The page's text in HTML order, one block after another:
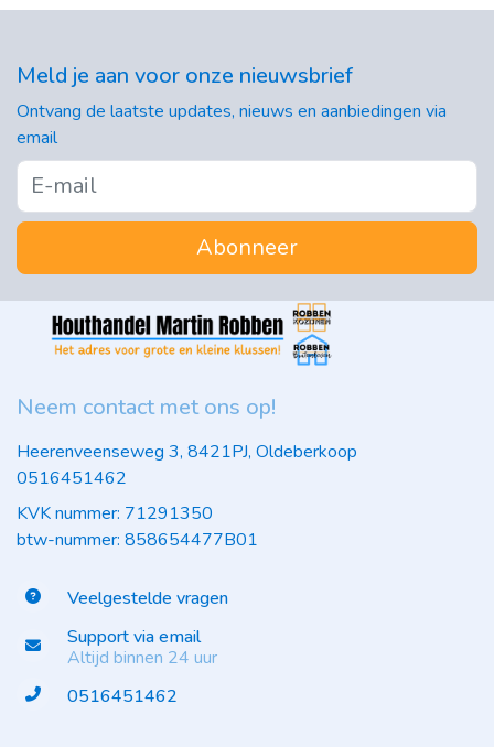
Meld je aan voor onze nieuwsbrief
Ontvang de laatste updates, nieuws en aanbiedingen via
email
Abonneer
Neem contact met ons op!
Heerenveenseweg 3, 8421PJ, Oldeberkoop
0516451462
KVK nummer: 71291350
btw-nummer: 858654477B01
Veelgestelde vragen
Support via email
Altijd binnen 24 uur
0516451462